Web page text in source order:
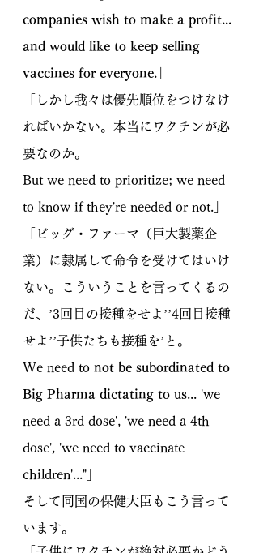
companies wish to make a profit...
and would like to keep selling
vaccines for everyone.」
「しかし我々は優先順位をつけなけ
ればいかない。本当にワクチンが必
要なのか。
But we need to prioritize; we need
to know if they're needed or not.」
「ビッグ・ファーマ（巨大製薬企
業）に隷属して命令を受けてはいけ
ない。こういうことを言ってくるの
だ、’3回目の接種をせよ’’4回目接種
せよ’’子供たちも接種を’と。
We need to not be subordinated to
Big Pharma dictating to us... 'we
need a 3rd dose', 'we need a 4th
dose', 'we need to vaccinate
children'..."」
そして同国の保健大臣もこう言って
います。